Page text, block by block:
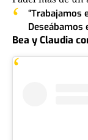
“Trabajamos
Deseábamos
Bea y Claudia